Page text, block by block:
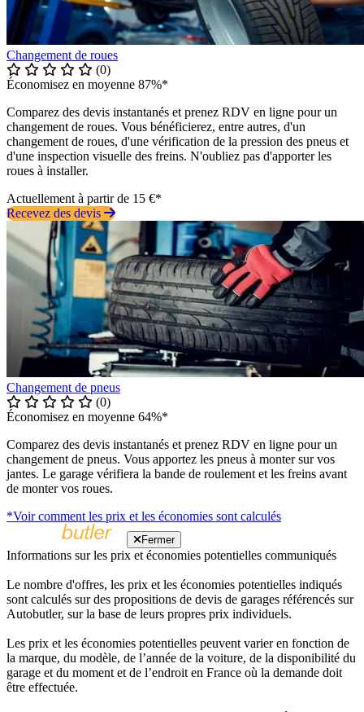
Changement de roues
(0)
Économisez en moyenne 87%*
Comparez des devis instantanés et prenez RDV en ligne pour un
changement de roues. Vous bénéficierez, entre autres, d'un
changement de roues, d'une vérification de la pression des pneus et
d'une inspection visuelle des freins. N'oubliez pas d'apporter les
roues à installer.
Actuellement à partir de 15 €*
Recevez des devis
Changement de pneus
(0)
Économisez en moyenne 64%*
Comparez des devis instantanés et prenez RDV en ligne pour un
changement de pneus. Vous apportez les pneus à monter sur vos
jantes. Le garage vérifiera la bande de roulement et les freins avant
de monter vos roues.
*Voir comment les prix et les économies sont calculés
Fermer
Informations sur les prix et économies potentielles communiqués
Le nombre d'offres, les prix et les économies potentielles indiqués
sont calculés sur des propositions de devis de garages référencés sur
Autobutler, sur la base de leurs propres prix individuels.
Les prix et les économies potentielles peuvent varier en fonction de
la marque, du modèle, de l’année de la voiture, de la disponibilité du
garage et du moment et de l’endroit en France où la demande doit
être effectuée.